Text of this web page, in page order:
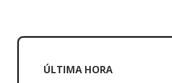
ÚLTIMA HORA